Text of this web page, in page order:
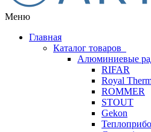
Меню
Главная
Каталог товаров
Алюминиевые
RIFAR
Royal
ROMMER
STOUT
Gekon